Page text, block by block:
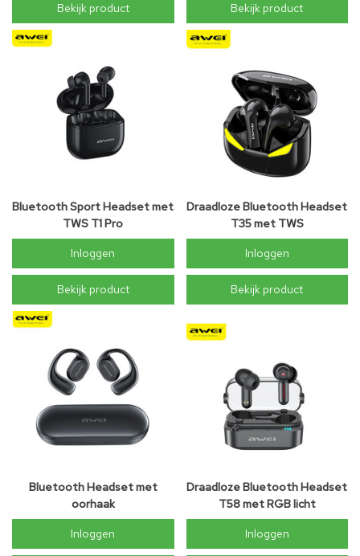
Bekijk product Bekijk product
Bluetooth Sport Headset met
TWS T1 Pro
Inloggen
Bekijk product
Draadloze Bluetooth Headset
T35 met TWS
Inloggen
Bekijk product
Bluetooth Headset met
oorhaak
Inloggen
Draadloze Bluetooth Headset
T58 met RGB licht
Inloggen